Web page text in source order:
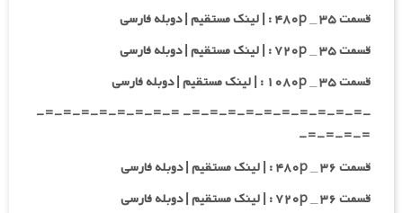
قسمت ۳۵ _ ۴۸۰p : | لینک مستقیم | دوبله فارسی
قسمت ۳۵ _ ۷۲۰p : | لینک مستقیم | دوبله فارسی
قسمت ۳۵ _ ۱۰۸۰p : | لینک مستقیم | دوبله فارسی
-=-=-=-=-=-=-=-=-=-=- =-=-=-=-=-=-=-=-
=-=-=-=-
قسمت ۳۶ _ ۴۸۰p : | لینک مستقیم | دوبله فارسی
قسمت ۳۶ _ ۷۲۰p : | لینک مستقیم | دوبله فارسی